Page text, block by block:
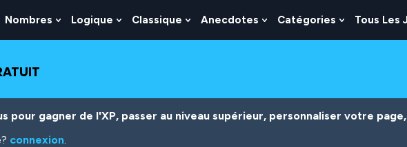
Show
Nombres
Show
Submenu
Logique
Show
Submenu
Classique
Show
Submenu
Anecdotes
Show
Submenu
Catégories
Show
Submenu
Tous Les
pour gagner de l'XP, passer au niveau supérieur, personnaliser votre
connexion.